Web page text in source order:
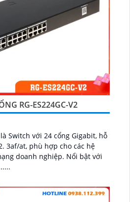
RG-ES224GC-V2
là Switch với 24 cổng Gigabit, hỗ
3af/at, phù hợp cho các hệ
nghiệp. Nổi bật với